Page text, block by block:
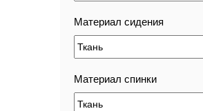
Материал сидения
Материал спинки